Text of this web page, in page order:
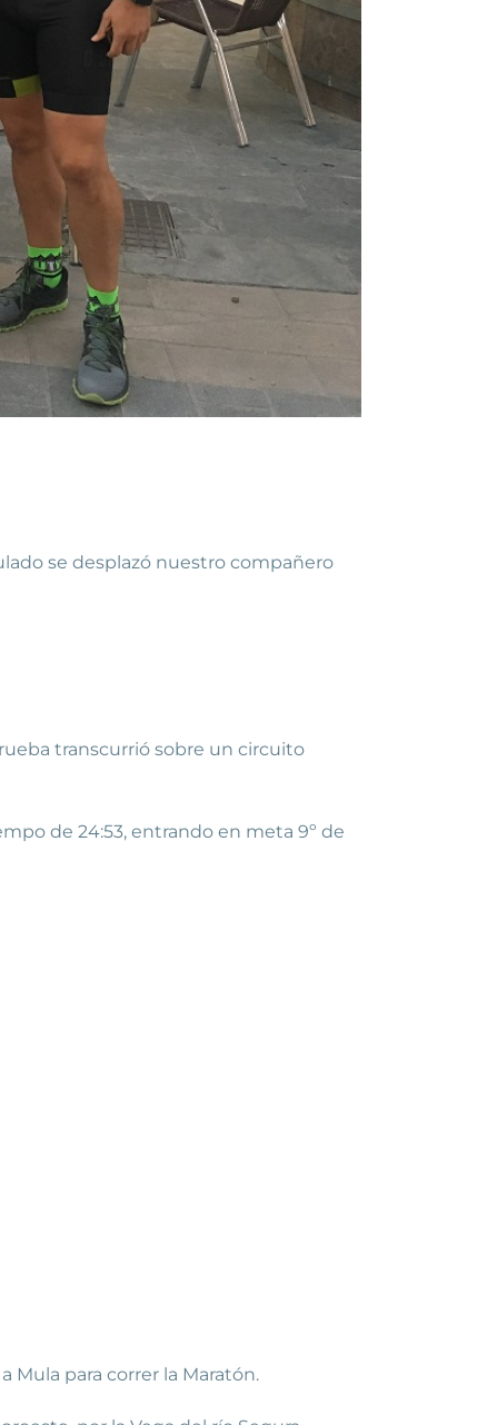
se desplazó nuestro compañero
transcurrió sobre un circuito
de 24:53, entrando en meta 9º de
Mula para correr la Maratón.